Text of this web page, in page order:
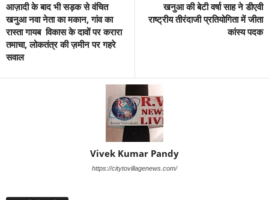
आज़ादी के बाद भी सड़क से वंचित
खनुआ नवा नेता का मकान, गांव का
रास्ता गायब विकास के दावों पर करारा
तमाचा, लोकतंत्र की ज़मीन पर गहरे
सवाल
खनुआ की बेटी वर्षा साह ने डीएवी
राष्ट्रीय तीरंदाजी प्रतियोगिता में जीता
कांस्य पदक
Vivek Kumar Pandy
https://citytovillagenews.com/